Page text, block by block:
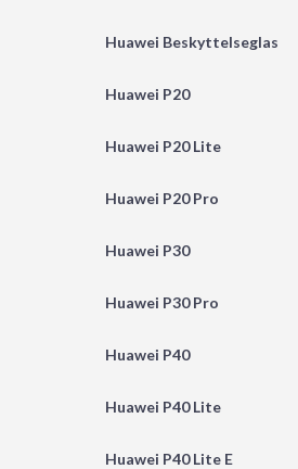
Huawei Beskyttelseglas
Huawei P20
Huawei P20 Lite
Huawei P20 Pro
Huawei P30
Huawei P30 Pro
Huawei P40
Huawei P40 Lite
Huawei P40 Lite E